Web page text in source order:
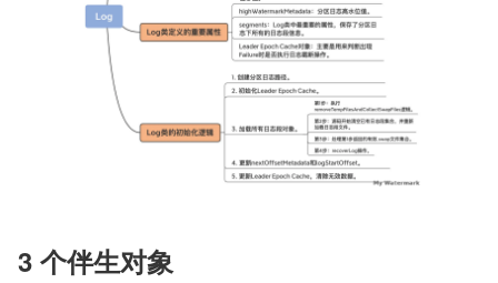
3 个伴生对象